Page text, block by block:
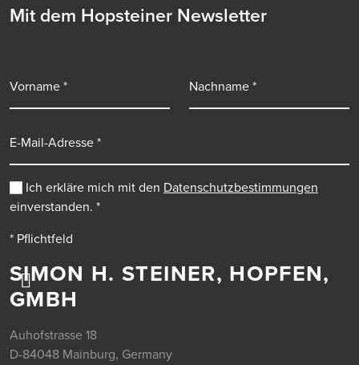
SIMON H. STEINER, HOPFEN,
GMBH
Auhofstrasse 18
D-84048 Mainburg, Germany
Mit dem Hopsteiner Newsletter
Ich erkläre mich mit den Datenschutzbestimmungen
einverstanden. *
* Pflichtfeld